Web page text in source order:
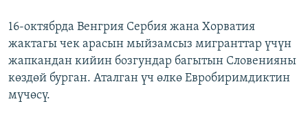
16-октябрда Венгрия Сербия жана Хорватия
жактагы чек арасын мыйзамсыз мигранттар үчүн
жапкандан кийин бозгундар багытын Словенияны
көздөй бурган. Аталган үч өлкө Евробиримдиктин
мүчөсү.